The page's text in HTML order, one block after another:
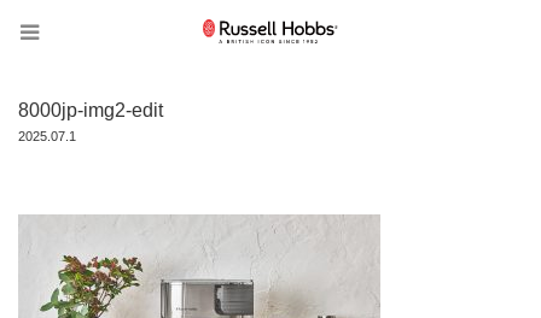
8000jp-img2-edit
2025.07.1